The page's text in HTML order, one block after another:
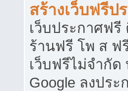
สร้างเว็บฟรีป
เว็บประกาศฟ
ร้านฟรี โพ ส ฟ
เว็บฟรีไม่จำกัด
Google ลงประ